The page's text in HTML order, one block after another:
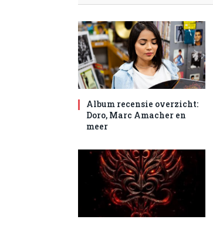
Album recensie overzicht:
Doro, Marc Amacher en
meer